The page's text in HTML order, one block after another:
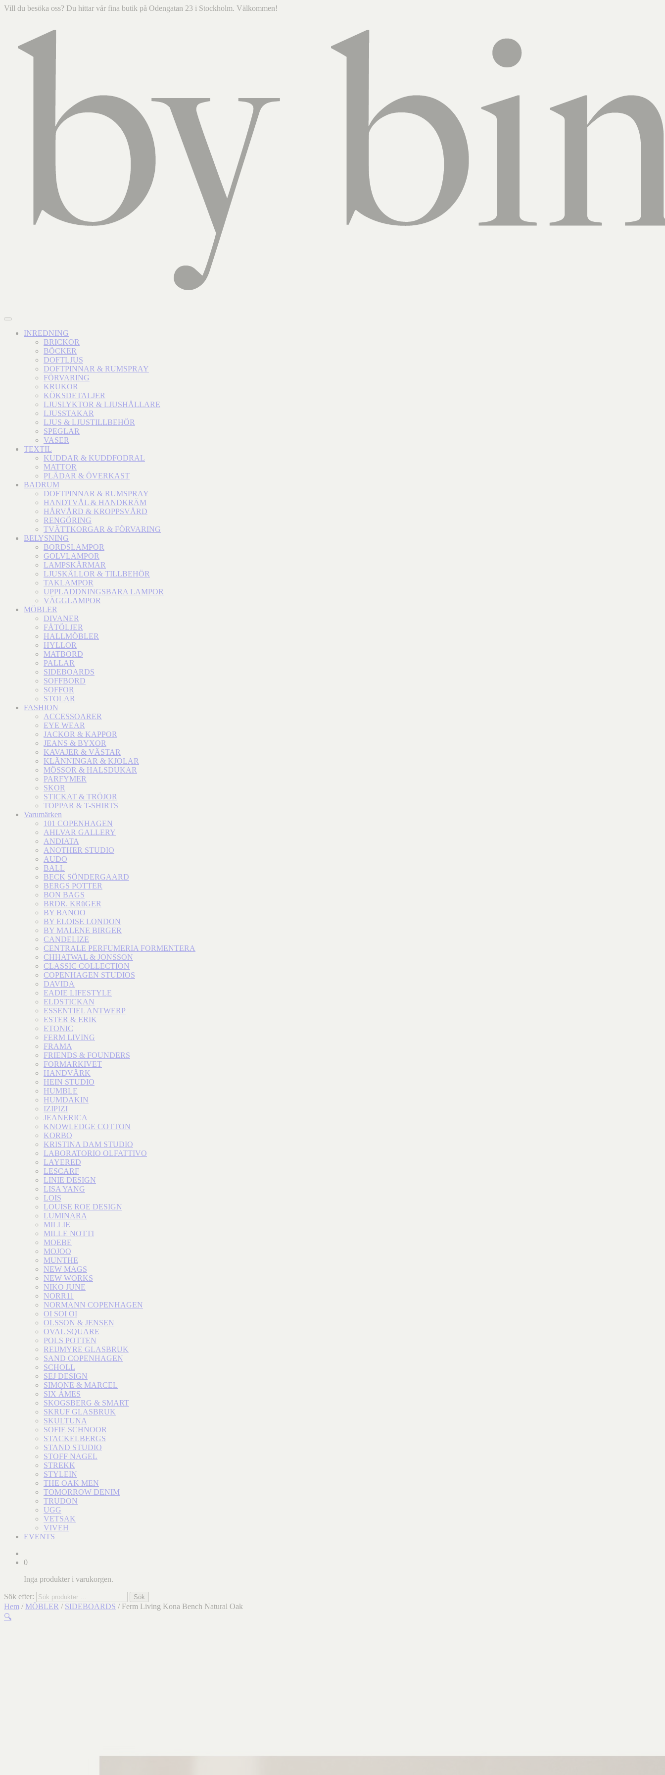
Vill du besöka oss? Du hittar vår fina butik på Odengatan 23 i Stockholm. Välkommen!
INREDNING
BRICKOR
BÖCKER
DOFTLJUS
DOFTPINNAR & RUMSPRAY
FÖRVARING
KRUKOR
KÖKSDETALJER
LJUSLYKTOR & LJUSHÅLLARE
LJUSSTAKAR
LJUS & LJUSTILLBEHÖR
SPEGLAR
VASER
TEXTIL
KUDDAR & KUDDFODRAL
MATTOR
PLÄDAR & ÖVERKAST
BADRUM
DOFTPINNAR & RUMSPRAY
HANDTVÅL & HANDKRÄM
HÅRVÅRD & KROPPSVÅRD
RENGÖRING
TVÄTTKORGAR & FÖRVARING
BELYSNING
BORDSLAMPOR
GOLVLAMPOR
LAMPSKÄRMAR
LJUSKÄLLOR & TILLBEHÖR
TAKLAMPOR
UPPLADDNINGSBARA LAMPOR
VÄGGLAMPOR
MÖBLER
DIVANER
FÅTÖLJER
HALLMÖBLER
HYLLOR
MATBORD
PALLAR
SIDEBOARDS
SOFFBORD
SOFFOR
STOLAR
FASHION
ACCESSOARER
EYE WEAR
JACKOR & KAPPOR
JEANS & BYXOR
KAVAJER & VÄSTAR
KLÄNNINGAR & KJOLAR
MÖSSOR & HALSDUKAR
PARFYMER
SKOR
STICKAT & TRÖJOR
TOPPAR & T-SHIRTS
Varumärken
101 COPENHAGEN
AHLVAR GALLERY
ANDIATA
ANOTHER STUDIO
AUDO
BALL
BECK SÖNDERGAARD
BERGS POTTER
BON BAGS
BRDR. KRüGER
BY BANOO
BY ELOISE LONDON
BY MALENE BIRGER
CANDELIZE
CENTRALE PERFUMERIA FORMENTERA
CHHATWAL & JONSSON
CLASSIC COLLECTION
COPENHAGEN STUDIOS
DAVIDA
EADIE LIFESTYLE
ELDSTICKAN
ESSENTIEL ANTWERP
ESTER & ERIK
ETONIC
FERM LIVING
FRAMA
FRIENDS & FOUNDERS
FORMARKIVET
HANDVÄRK
HEIN STUDIO
HUMBLE
HUMDAKIN
IZIPIZI
JEANERICA
KNOWLEDGE COTTON
KORBO
KRISTINA DAM STUDIO
LABORATORIO OLFATTIVO
LAYERED
LESCARF
LINIE DESIGN
LISA YANG
LOIS
LOUISE ROE DESIGN
LUMINARA
MILLIE
MILLE NOTTI
MOEBE
MOJOO
MUNTHE
NEW MAGS
NEW WORKS
NIKO JUNE
NORR11
NORMANN COPENHAGEN
OI SOI OI
OLSSON & JENSEN
OVAL SQUARE
POLS POTTEN
REIJMYRE GLASBRUK
SAND COPENHAGEN
SCHOLL
SEJ DESIGN
SIMONE & MARCEL
SIX ÁMES
SKOGSBERG & SMART
SKRUF GLASBRUK
SKULTUNA
SOFIE SCHNOOR
STACKELBERGS
STAND STUDIO
STOFF NAGEL
STREKK
STYLEIN
THE OAK MEN
TOMORROW DENIM
TRUDON
UGG
VETSAK
VIVEH
EVENTS
0
Inga produkter i varukorgen.
Sök efter: Sök
Hem / MÖBLER / SIDEBOARDS / Ferm Living Kona Bench Natural Oak
🔍